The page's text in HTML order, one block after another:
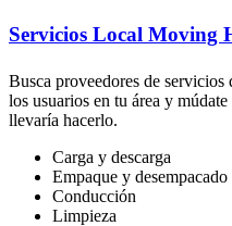
Servicios Local Moving
Busca proveedores de
los usuarios en tu área y
llevaría hacerlo.
Carga y descarga
Empaque y desempacado
Conducción
Limpieza